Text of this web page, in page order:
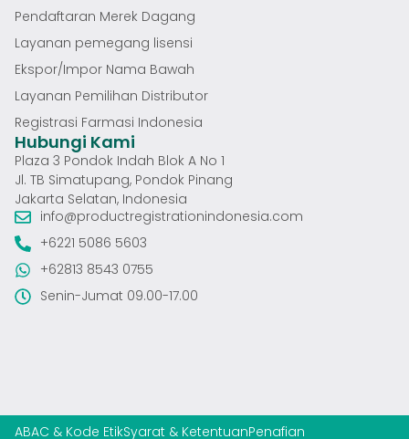
Pendaftaran Merek Dagang
Layanan pemegang lisensi
Ekspor/Impor Nama Bawah
Layanan Pemilihan Distributor
Registrasi Farmasi Indonesia
Hubungi Kami
Plaza 3 Pondok Indah Blok A No 1
Jl. TB Simatupang, Pondok Pinang
Jakarta Selatan, Indonesia
info@productregistrationindonesia.com
+6221 5086 5603
+62813 8543 0755
Senin-Jumat 09.00-17.00
ABAC & Kode EtikSyarat & KetentuanPenafian